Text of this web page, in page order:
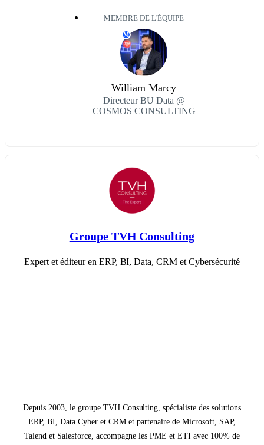
MEMBRE DE L'ÉQUIPE
M
William Marcy
Directeur BU Data @
COSMOS CONSULTING
Groupe TVH Consulting
Expert et éditeur en ERP, BI, Data, CRM et Cybersécurité
Depuis 2003, le groupe TVH Consulting, spécialiste des solutions
ERP, BI, Data Cyber et CRM et partenaire de Microsoft, SAP,
Talend et Salesforce, accompagne les PME et ETI avec 100% de